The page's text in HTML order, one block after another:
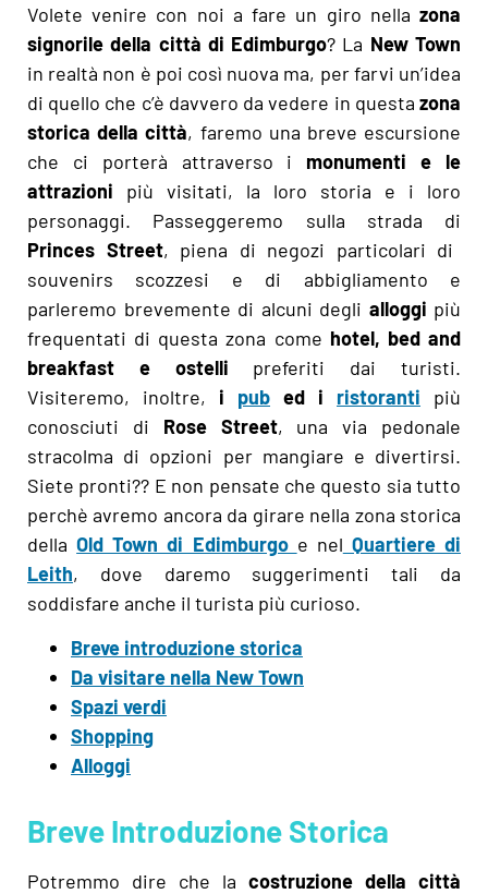
Volete venire con noi a fare un giro nella zona
signorile della città di Edimburgo? La New Town
in realtà non è poi così nuova ma, per farvi un’idea
di quello che c’è davvero da vedere in questa zona
storica della città, faremo una breve escursione
che ci porterà attraverso i monumenti e le
attrazioni più visitati, la loro storia e i loro
personaggi. Passeggeremo sulla strada di
Princes Street, piena di negozi particolari di
souvenirs scozzesi e di abbigliamento e
parleremo brevemente di alcuni degli alloggi più
frequentati di questa zona come hotel, bed and
breakfast e ostelli preferiti dai turisti.
Visiteremo, inoltre, i pub ed i ristoranti più
conosciuti di Rose Street, una via pedonale
stracolma di opzioni per mangiare e divertirsi.
Siete pronti?? E non pensate che questo sia tutto
perchè avremo ancora da girare nella zona storica
dellaOld Town di Edimburgo e nel Quartiere di
Leith, dove daremo suggerimenti tali da
soddisfare anche il turista più curioso.
Breve introduzione storica
Da visitare nella New Town
Spazi verdi
Shopping
Alloggi
Breve Introduzione Storica
Potremmo dire che la costruzione della città